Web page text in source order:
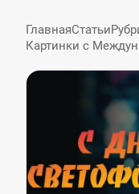
ГлавнаяСтатьи
Картинки с